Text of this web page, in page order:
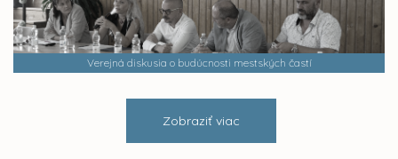
Verejná diskusia o budúcnosti mestských častí
Zobraziť viac